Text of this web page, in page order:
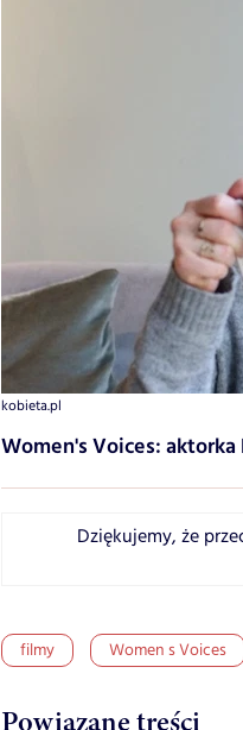
kobieta.pl
Women's Voices:
Dziękujemy, że
filmy Women s Voices